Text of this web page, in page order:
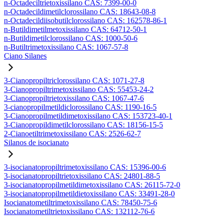
n-Octadeciltrietoxissilano CAS: 7399-00-0
n-Octadecildimetilclorossilano CAS: 18643-08-8
n-Octadecildiisobutilclorossilano CAS: 162578-86-1
n-Butildimetilmetoxissilano CAS: 64712-50-1
n-Butildimetilclorossilano CAS: 1000-50-6
n-Butiltrimetoxissilano CAS: 1067-57-8
Ciano Silanes
3-Cianopropiltriclorossilano CAS: 1071-27-8
3-Cianopropiltrimetoxissilano CAS: 55453-24-2
3-Cianopropiltrietoxissilano CAS: 1067-47-6
3-cianopropilmetildiclorossilano CAS: 1190-16-5
3-Cianopropilmetildimetoxissilano CAS: 153723-40-1
3-Cianopropildimetilclorossilano CAS: 18156-15-5
2-Cianoetiltrimetoxissilano CAS: 2526-62-7
Silanos de isocianato
3-isocianatopropiltrimetoxissilano CAS: 15396-00-6
3-isocianatopropiltrietoxissilano CAS: 24801-88-5
3-isocianatopropilmetildimetoxissilano CAS: 26115-72-0
3-isocianatopropilmetildietoxissilano CAS: 33491-28-0
Isocianatometiltrimetoxissilano CAS: 78450-75-6
Isocianatometiltrietoxissilano CAS: 132112-76-6